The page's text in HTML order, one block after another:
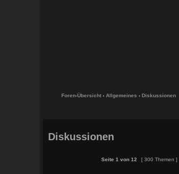
Foren-Übersicht ‹ Allgemeines ‹ Diskussionen
Diskussionen
Seite 1 von 12 [ 300 Themen ]